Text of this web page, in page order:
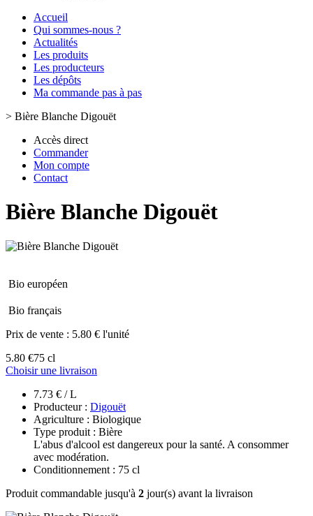
Accueil
Qui sommes-nous ?
Actualités
Les produits
Les producteurs
Les dépôts
Ma commande pas à pas
> Bière Blanche Digouët
Accès direct
Commander
Mon compte
Contact
Bière Blanche Digouët
Bio européen
Bio français
Prix de vente : 5.80 € l'unité
5.80 €75 cl
Choisir une livraison
7.73 € / L
Producteur : Digouët
Agriculture : Biologique
Type produit : Bière
L'abus d'alcool est dangereux pour la santé. A consommer
avec modération.
Conditionnement : 75 cl
Produit commandable jusqu'à 2 jour(s) avant la livraison